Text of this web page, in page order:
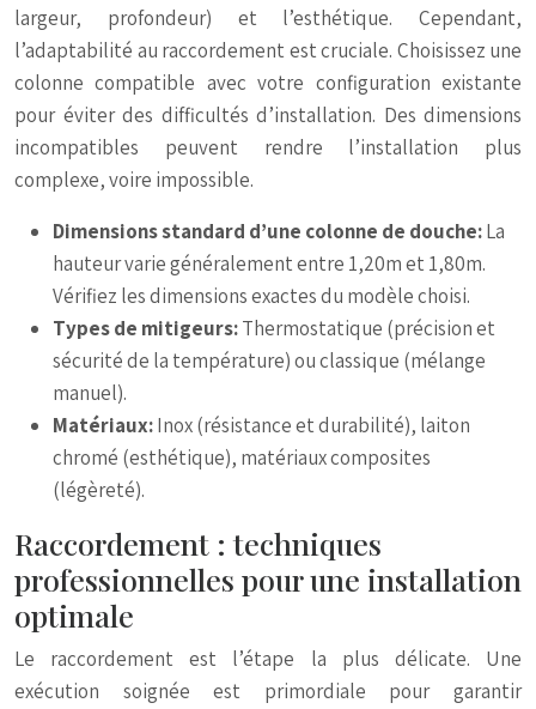
largeur, profondeur) et l’esthétique. Cependant,
l’adaptabilité au raccordement est cruciale. Choisissez une
colonne compatible avec votre configuration existante
pour éviter des difficultés d’installation. Des dimensions
incompatibles peuvent rendre l’installation plus
complexe, voire impossible.
Dimensions standard d’une colonne de douche:La
hauteur varie généralement entre 1,20m et 1,80m.
Vérifiez les dimensions exactes du modèle choisi.
Types de mitigeurs:Thermostatique (précision et
sécurité de la température) ou classique (mélange
manuel).
Matériaux:Inox (résistance et durabilité), laiton
chromé (esthétique), matériaux composites
(légèreté).
Raccordement : techniques
professionnelles pour une installation
optimale
Le raccordement est l’étape la plus délicate. Une
exécution soignée est primordiale pour garantir